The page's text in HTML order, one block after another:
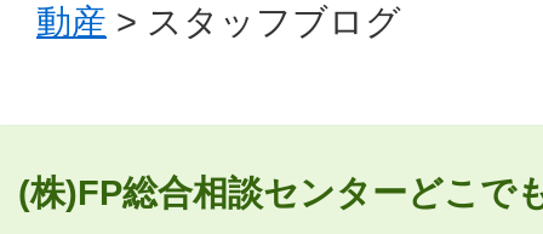
動産 > スタッフブログ
(株)FP総合相談センターどこで